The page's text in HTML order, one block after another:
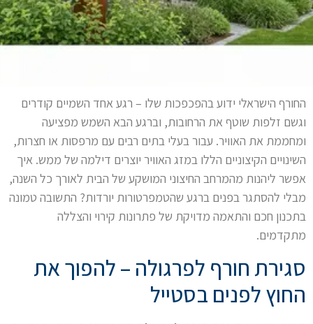
החורף הישראלי ידוע בהפכפכות שלו – רגע אחד השמיים קודרים
וגשם זלפות שוטף את הרחובות, וברגע הבא השמש מפציעה
ומחממת את האוויר. עבור בעלי בתים רבים עם מרפסות או חצרות,
השינויים הקיצוניים הללו במזג האוויר יוצרים דילמה של ממש. איך
אפשר ליהנות מהמרחב החיצוני המושקע של הבית לאורך כל השנה,
מבלי להסתגר בפנים ברגע שהטמפרטורות יורדות? התשובה טמונה
בתכנון חכם והתאמה מדויקת של פתרונות קירוי והצללה
מתקדמים.
סגירת חורף לפרגולה – להפוך את
החוץ לפנים בסטייל